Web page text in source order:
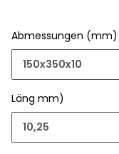
Abmessungen (mm)
150x350x10
Läng mm)
10,25